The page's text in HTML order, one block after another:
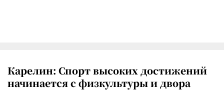
Карелин: Спорт высоких достижений
начинается с физкультуры и двора